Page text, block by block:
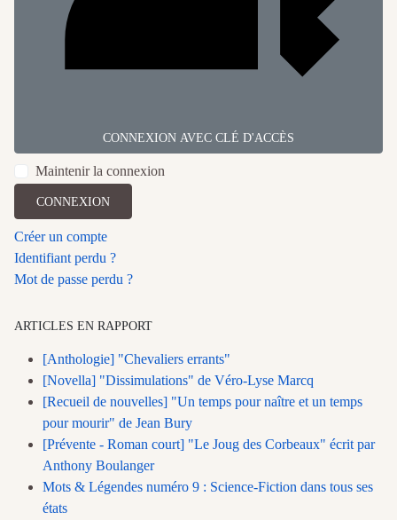
CONNEXION AVEC CLÉ D'ACCÈS
Maintenir la connexion
CONNEXION
Créer un compte
Identifiant perdu ?
Mot de passe perdu ?
ARTICLES EN RAPPORT
[Anthologie] "Chevaliers errants"
[Novella] "Dissimulations" de Véro-Lyse Marcq
[Recueil de nouvelles] "Un temps pour naître et un temps
pour mourir" de Jean Bury
[Prévente - Roman court] "Le Joug des Corbeaux" écrit par
Anthony Boulanger
Mots & Légendes numéro 9 : Science-Fiction dans tous ses
états